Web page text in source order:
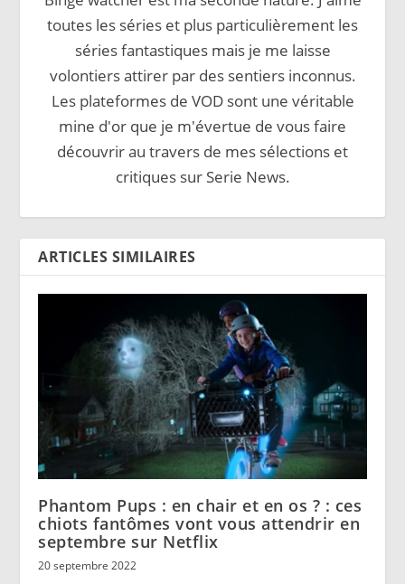
toutes les séries et plus particulièrement les
séries fantastiques mais je me laisse
volontiers attirer par des sentiers inconnus.
Les plateformes de VOD sont une véritable
mine d'or que je m'évertue de vous faire
découvrir au travers de mes sélections et
critiques sur Serie News.
ARTICLES SIMILAIRES
Phantom Pups : en chair et en os ? : ces
chiots fantômes vont vous attendrir en
septembre sur Netflix
20 septembre 2022